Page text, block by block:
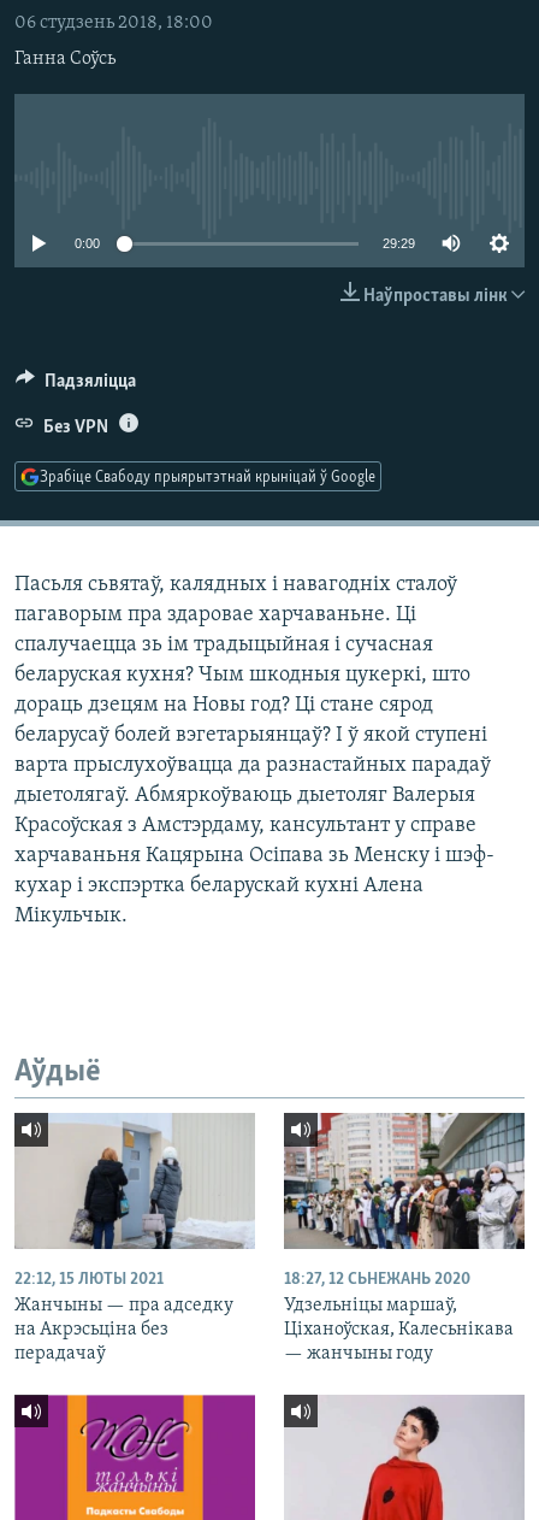
КАЛЯНДАР
НА ХВАЛЯХ СВАБОДЫ
06 студзень 2018, 18:00
Ганна Соўсь
0:00 29:29
Наўпроставы лінк
Падзяліцца
Без VPN
Зрабіце Свабоду прыярытэтнай крыніцай ў Google
Пасьля сьвятаў, калядных і навагодніх сталоў
пагаворым пра здаровае харчаваньне. Ці
спалучаецца зь ім традыцыйная і сучасная
беларуская кухня? Чым шкодныя цукеркі, што
дораць дзецям на Новы год? Ці стане сярод
беларусаў болей вэгетарыянцаў? І ў якой ступені
варта прыслухоўвацца да разнастайных парадаў
дыетолягаў. Абмяркоўваюць дыетоляг Валерыя
Красоўская з Амстэрдаму, кансультант у справе
харчаваньня Кацярына Осіпава зь Менску і шэф-
кухар і экспэртка беларускай кухні Алена
Мікульчык.
Аўдыё
22:12, 15 ЛЮТЫ 2021
Жанчыны — пра адседку
на Акрэсьціна без
перадачаў
18:27, 12 СЬНЕЖАНЬ 2020
Удзельніцы маршаў,
Ціханоўская, Калесьнікава
— жанчыны году